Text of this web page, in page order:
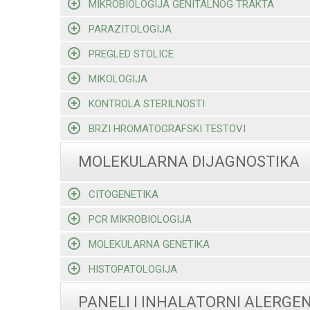
MIKROBIOLOGIJA GENITALNOG TRAKTA
PARAZITOLOGIJA
PREGLED STOLICE
MIKOLOGIJA
KONTROLA STERILNOSTI
BRZI HROMATOGRAFSKI TESTOVI
MOLEKULARNA DIJAGNOSTIKA
CITOGENETIKA
PCR MIKROBIOLOGIJA
MOLEKULARNA GENETIKA
HISTOPATOLOGIJA
PANELI I INHALATORNI